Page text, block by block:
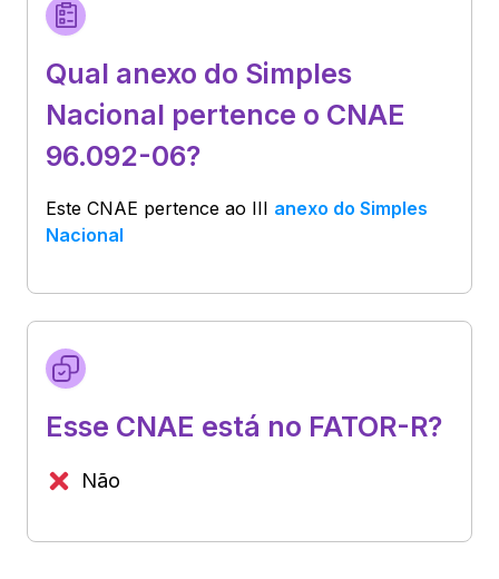
Qual anexo do Simples
Nacional pertence o CNAE
96.092-06?
Este CNAE pertence ao III anexo do Simples
Nacional
Esse CNAE está no FATOR-R?
Não